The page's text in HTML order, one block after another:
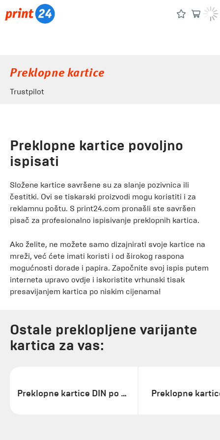
Preklopne kartice
Trustpilot
Preklopne kartice povoljno
ispisati
Složene kartice savršene su za slanje pozivnica ili
čestitki. Ovi se tiskarski proizvodi mogu koristiti i za
reklamnu poštu. S print24.com pronašli ste savršen
pisač za profesionalno ispisivanje preklopnih kartica.
Ako želite, ne možete samo dizajnirati svoje kartice na
mreži, već ćete imati koristi i od širokog raspona
mogućnosti dorade i papira. Započnite svoj ispis putem
interneta upravo ovdje i iskoristite vrhunski tisak
presavijanjem kartica po niskim cijenama!
Ostale preklopljene varijante
kartica za vas:
Preklopne kartice DIN po dužini Preklopne